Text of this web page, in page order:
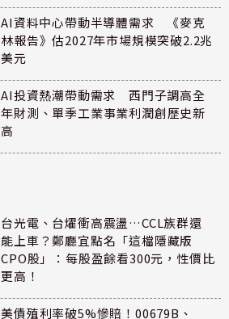
AI資料中心帶動半導體需求 《麥克
林報告》估2027年市場規模突破2.2兆
美元
AI投資熱潮帶動需求 西門子調高全
年財測、單季工業事業利潤創歷史新
高
台光電、台燿衝高震盪…CCL族群還
能上車？鄭廳宜點名「這檔隱藏版
CPO股」：每股盈餘看300元，性價比
更高！
美債殖利率破5%慘賠！00679B、